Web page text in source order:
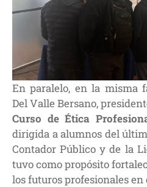
En paralelo, en la misma
Del Valle Bersano,
Curso de Ética
dirigida a alumnos del
Contador Público y de la
tuvo como propósito
los futuros profesionales